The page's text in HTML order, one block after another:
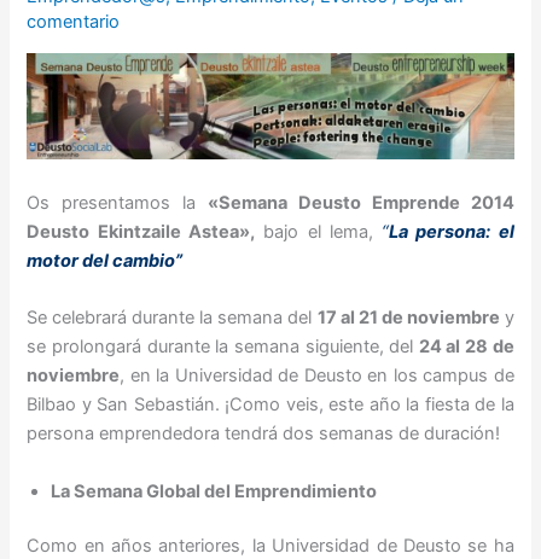
comentario
Os presentamos la «Semana Deusto Emprende 2014
Deusto Ekintzaile Astea», bajo el lema, “La persona: el
motor del cambio”
Se celebrará durante la semana del 17 al 21 de noviembre y
se prolongará durante la semana siguiente, del 24 al 28 de
noviembre, en la Universidad de Deusto en los campus de
Bilbao y San Sebastián. ¡Como veis, este año la fiesta de la
persona emprendedora tendrá dos semanas de duración!
La Semana Global del Emprendimiento
Como en años anteriores, la Universidad de Deusto se ha